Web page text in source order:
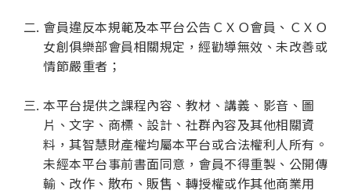
會員違反本規範及本平台公告ＣＸＯ會員、ＣＸＯ
女創俱樂部會員相關規定，經勸導無效、未改善或
情節嚴重者；
本平台提供之課程內容、教材、講義、影音、圖
片、文字、商標、設計、社群內容及其他相關資
料，其智慧財產權均屬本平台或合法權利人所有。
未經本平台事前書面同意，會員不得重製、公開傳
輸、改作、散布、販售、轉授權或作其他商業用